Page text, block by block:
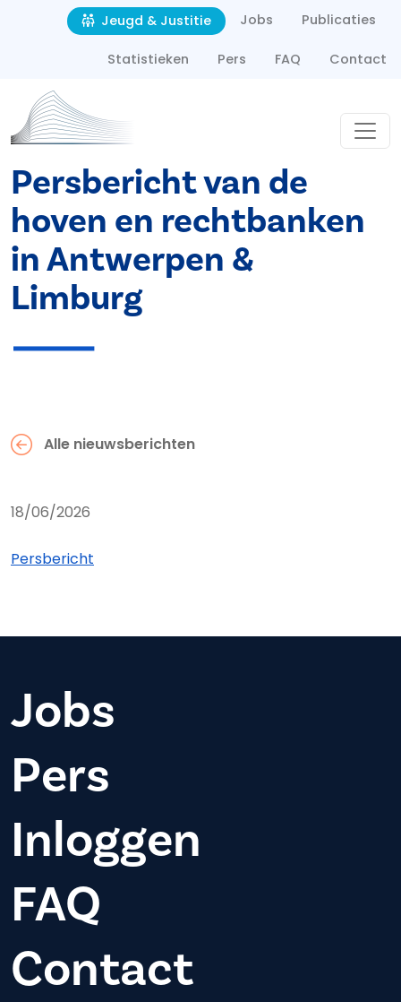
Overslaan en naar de inhoud gaan
Second navigation
Jeugd & Justitie Jobs Publicaties
Statistieken Pers FAQ Contact
Persbericht van de
hoven en rechtbanken
in Antwerpen &
Limburg
Alle nieuwsberichten
18/06/2026
Persbericht
Jobs
Pers
Inloggen
FAQ
Contact